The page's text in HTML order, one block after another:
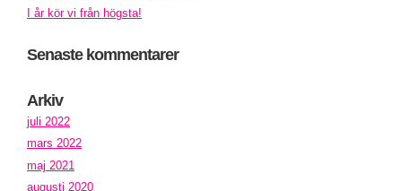
I år kör vi från högsta!
Senaste kommentarer
Arkiv
juli 2022
mars 2022
maj 2021
augusti 2020